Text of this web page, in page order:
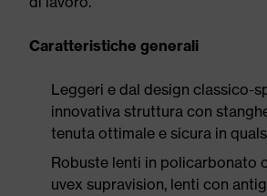
Caratteristiche generali
Leggeri e dal design classico-
innovativa struttura con
tenuta ottimale e sicura in
Robuste lenti in policarbonato
uvex supravision, lenti con